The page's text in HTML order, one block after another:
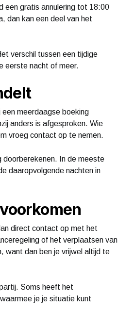
een gratis annulering tot 18:00
dan kan een deel van het
verschil tussen een tijdige
eerste nacht of meer.
meerdaagse boeking
anders is afgesproken. Wie
vroeg contact op te nemen.
doorberekenen. In de meeste
daaropvolgende nachten in
direct contact op met het
of het verplaatsen van
want dan ben je vrijwel altijd te
Soms heeft het
je je situatie kunt